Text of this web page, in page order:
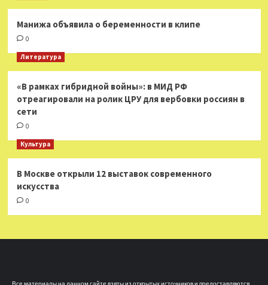
Манижа объявила о беременности в клипе
0
Литература
«В рамках гибридной войны»: в МИД РФ
отреагировали на ролик ЦРУ для вербовки россиян в
сети
0
Культура
В Москве открыли 12 выставок современного
искусства
0
Все материалы на данном сайте взяты из открытых источников и предоставляются